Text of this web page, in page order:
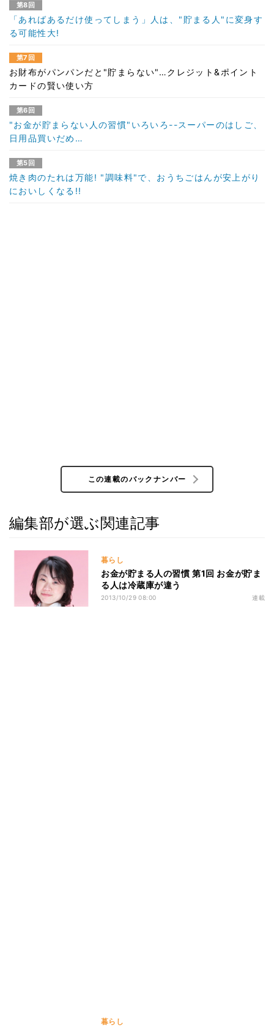
第8回
「あればあるだけ使ってしまう」人は、"貯まる人"に変身す
る可能性大!
第7回
お財布がパンパンだと"貯まらない"…クレジット&ポイント
カードの賢い使い方
第6回
"お金が貯まらない人の習慣"いろいろ--スーパーのはしご、
日用品買いだめ…
第5回
焼き肉のたれは万能! "調味料"で、おうちごはんが安上がり
においしくなる!!
この連載のバックナンバー
編集部が選ぶ関連記事
暮らし
お金が貯まる人の習慣 第1回 お金が貯ま
る人は冷蔵庫が違う
2013/10/29 08:00 連載
暮らし